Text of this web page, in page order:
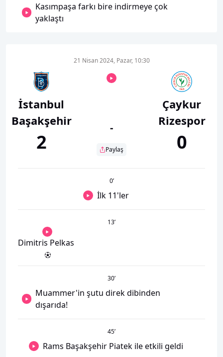
Kasımpaşa farkı bire indirmeye çok
yaklaştı
İstanbul
Başakşehir
2
21 Nisan 2024, Pazar, 10:30
-
Paylaş
Çaykur
Rizespor
0
0’
İlk 11'ler
13’
Dimitris Pelkas
30’
Muammer'in şutu direk dibinden
dışarıda!
45’
Rams Başakşehir Piatek ile etkili geldi